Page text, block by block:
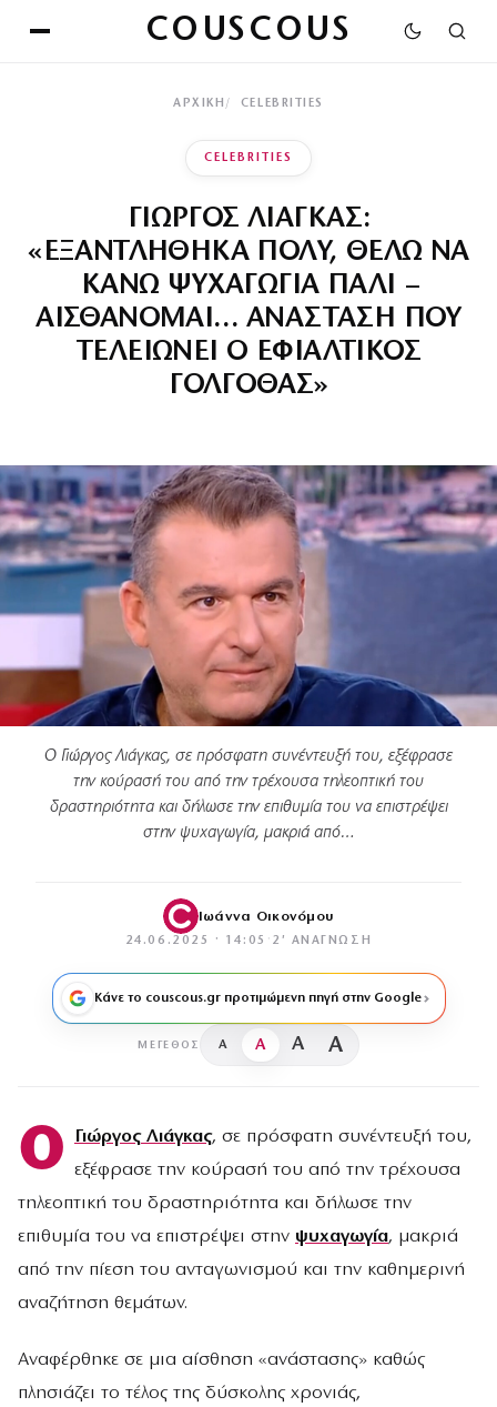
COUSCOUS
ΑΡΧΙΚΉ CELEBRITIES
CELEBRITIES
ΓΙΩΡΓΟΣ ΛΙΑΓΚΑΣ:
«ΕΞΑΝΤΛΗΘΗΚΑ ΠΟΛΥ, ΘΕΛΩ ΝΑ
ΚΑΝΩ ΨΥΧΑΓΩΓΙΑ ΠΑΛΙ –
ΑΙΣΘΑΝΟΜΑΙ… ΑΝΑΣΤΑΣΗ ΠΟΥ
ΤΕΛΕΙΩΝΕΙ Ο ΕΦΙΑΛΤΙΚΟΣ
ΓΟΛΓΟΘΑΣ»
Ο Γιώργος Λιάγκας, σε πρόσφατη συνέντευξή του, εξέφρασε
την κούρασή του από την τρέχουσα τηλεοπτική του
δραστηριότητα και δήλωσε την επιθυμία του να επιστρέψει
στην ψυχαγωγία, μακριά από…
Ιωάννα Οικονόμου
24.06.2025 · 14:05 · 2′ ΑΝΆΓΝΩΣΗ
Κάνε το couscous.gr προτιμώμενη πηγή στην Google
ΜΈΓΕΘΟΣ A A A A
Ο Γιώργος Λιάγκας, σε πρόσφατη συνέντευξή του,
εξέφρασε την κούρασή του από την τρέχουσα
τηλεοπτική του δραστηριότητα και δήλωσε την
επιθυμία του να επιστρέψει στην ψυχαγωγία, μακριά
από την πίεση του ανταγωνισμού και την καθημερινή
αναζήτηση θεμάτων.
Αναφέρθηκε σε μια αίσθηση «ανάστασης» καθώς
πλησιάζει το τέλος της δύσκολης χρονιάς,